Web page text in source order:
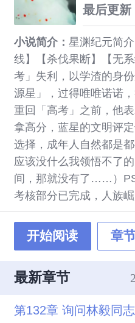
志的意见
最后更新
小说简介： 星渊纪元简
线】【杀伐果断】【无
考」失利，以学渣的身
源星」，过得唯唯诺诺
重回「高考」之前，他
拿高分，蓝星的文明评
选择，成年人自然都是
应该没什么我领悟不了
间，那就没有了……）
考核部分已完成，人族
开始阅读 章
最新章节
第132章 询问林毅同